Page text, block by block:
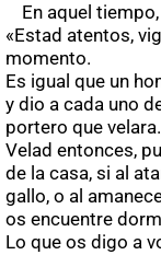
En aquel
«Estad atentos,
momento.
Es igual que un
y dio a cada uno
portero que velara.
Velad entonces,
de la casa, si al
gallo, o al
os encuentre
Lo que os digo a